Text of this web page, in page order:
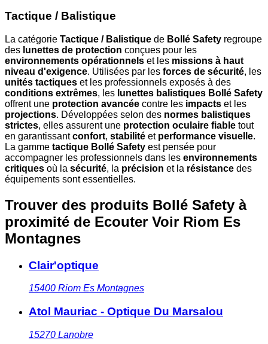
Tactique / Balistique
La catégorie Tactique / Balistique de Bollé Safety regroupe
des lunettes de protection conçues pour les
environnements opérationnels et les missions à haut
niveau d'exigence. Utilisées par les forces de sécurité, les
unités tactiques et les professionnels exposés à des
conditions extrêmes, les lunettes balistiques Bollé Safety
offrent une protection avancée contre les impacts et les
projections. Développées selon des normes balistiques
strictes, elles assurent une protection oculaire fiable tout
en garantissantconfort, stabilité et performance visuelle.
La gamme tactique Bollé Safety est pensée pour
accompagner les professionnels dans les environnements
critiques où la sécurité, la précision et la résistance des
équipements sont essentielles.
Trouver des produits Bollé Safety à
proximité de Ecouter Voir Riom Es
Montagnes
Clair'optique
15400 Riom Es Montagnes
Atol Mauriac - Optique Du Marsalou
15270 Lanobre